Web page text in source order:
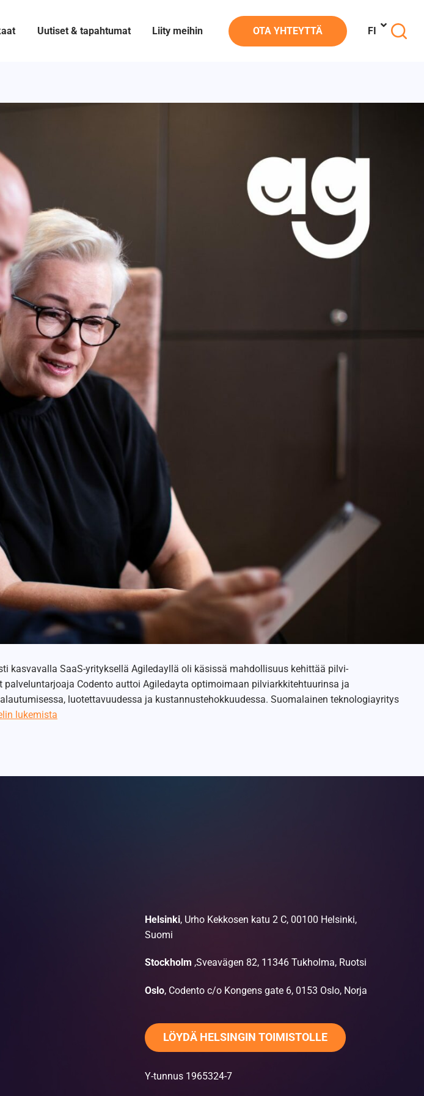
Uutiset & tapahtumat Liity meihin OTA YHTEYTTÄ FI
SaaS-yrityksellä Agiledayllä oli käsissä mahdollisuus kehittää pilvi-
Codento auttoi Agiledayta optimoimaan pilviarkkitehtuurinsa ja
luotettavuudessa ja kustannustehokkuudessa. Suomalainen teknologiayritys
lukemista
Helsinki, Urho Kekkosen katu 2 C, 00100 Helsinki,
Suomi
Stockholm ,Sveavägen 82, 11346 Tukholma, Ruotsi
Oslo, Codento c/o Kongens gate 6, 0153 Oslo, Norja
LÖYDÄ HELSINGIN TOIMISTOLLE
Y-tunnus 1965324-7